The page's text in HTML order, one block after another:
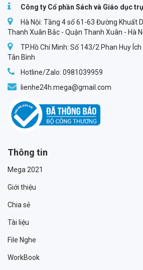
Công ty Cổ phần Sách và Giáo dục
Hà Nội: Tầng 4 số 61-63 Đường Khuất
Thanh Xuân Bắc - Quận Thanh Xuân - Hà
TP.Hồ Chí Minh: Số 143/2 Phan Huy
Tân Bình
Hotline/Zalo: 0981039959
lienhe24h.mega@gmail.com
Thông tin
Mega 2021
Giới thiệu
Chia sẻ
Tài liệu
File Nghe
WorkBook